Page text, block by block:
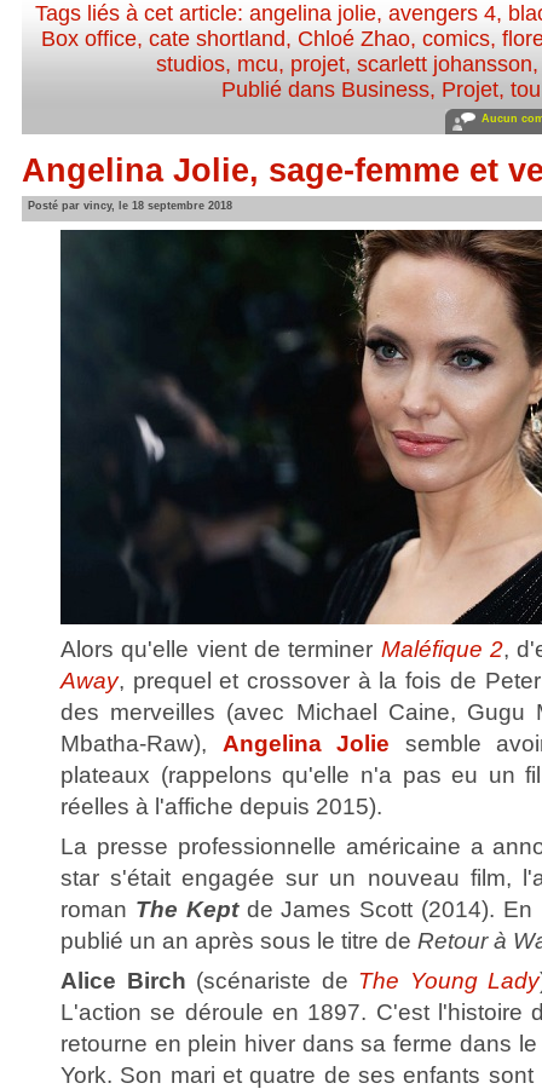
Tags liés à cet article:angelina jolie,avengers 4,
Box office, cate shortland, Chloé Zhao, comics,
studios, mcu, projet, scarlett johansson
Publié dans Business, Projet,
Aucun
Angelina Jolie, sage-femme et
Posté par vincy, le 18 septembre 2018
Alors qu'elle vient de terminer Maléfique 2,
Away, prequel et crossover à la fois de
des merveilles (avec Michael Caine, Gugu
Mbatha-Raw), Angelina Jolie semble
plateaux (rappelons qu'elle n'a pas eu un
réelles à l'affiche depuis 2015).
La presse professionnelle américaine a
star s'était engagée sur un nouveau film,
roman The Keptde James Scott (2014). En
publié un an après sous le titre de Retour à
Alice Birch (scénariste de The Young Lady
L'action se déroule en 1897. C'est l'histoire
retourne en plein hiver dans sa ferme dans
York. Son mari et quatre de ses enfants